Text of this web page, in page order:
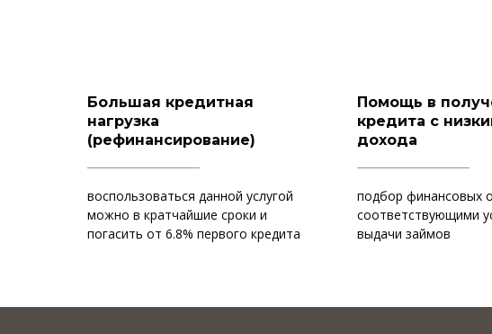
Большая кредитная
нагрузка
(рефинансирование)
воспользоваться данной услугой
можно в кратчайшие сроки и
погасить от 6.8% первого кредита
Помощь в
кредита с
дохода
подбор финансовых
соответствующими
выдачи займов